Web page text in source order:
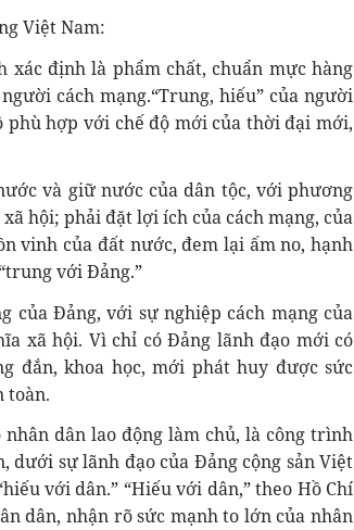
Việt Nam:
định là phẩm chất, chuẩn mực hàng
cách mạng.“Trung, hiếu” của người
hợp với chế độ mới của thời đại mới,
và giữ nước của dân tộc, với phương
hội; phải đặt lợi ích của cách mạng, của
vinh của đất nước, đem lại ấm no, hạnh
với Đảng.”
của Đảng, với sự nghiệp cách mạng của
xã hội. Vì chỉ có Đảng lãnh đạo mới có
đắn, khoa học, mới phát huy được sức
toàn.
dân lao động làm chủ, là công trình
dưới sự lãnh đạo của Đảng cộng sản Việt
với dân.” “Hiếu với dân,” theo Hồ Chí
dân, nhận rõ sức mạnh to lớn của nhân